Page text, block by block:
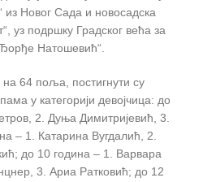
Новог Сада и новосадска
уз подршку Градског већа за
Натошевић“.
64 поља, постигнути су
у категорији девојчица: до
2. Дуња Димитријевић, 3.
– 1. Катарина Вугдалић, 2.
до 10 година – 1. Варвара
3. Ариа Ратковић; до 12